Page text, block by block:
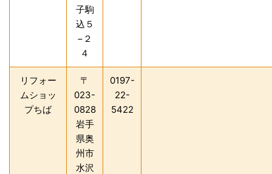
子駒
込５
−２
４
リフォー
ムショッ
プちば
〒
023-
0828
岩手
県奥
州市
水沢
0197-
22-
5422